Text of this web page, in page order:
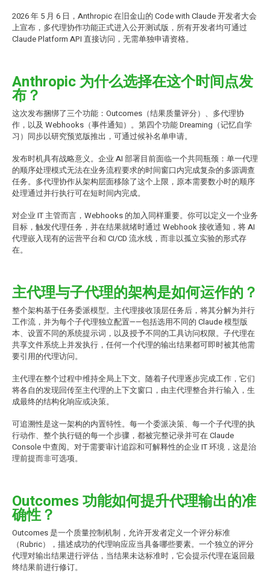
2026 年 5 月 6 日，Anthropic 在旧金山的 Code with Claude 开发者大会
上宣布，多代理协作功能正式进入公开测试版，所有开发者均可通过
Claude Platform API 直接访问，无需单独申请资格。
Anthropic 为什么选择在这个时间点发
布？
这次发布捆绑了三个功能：Outcomes（结果质量评分）、多代理协
作，以及 Webhooks（事件通知）。第四个功能 Dreaming（记忆自学
习）同步以研究预览版推出，可通过候补名单申请。
发布时机具有战略意义。企业 AI 部署目前面临一个共同瓶颈：单一代理
的顺序处理模式无法在业务流程要求的时间窗口内完成复杂的多源调查
任务。多代理协作从架构层面移除了这个上限，原本需要数小时的顺序
处理通过并行执行可在短时间内完成。
对企业 IT 主管而言，Webhooks 的加入同样重要。你可以定义一个业务
目标，触发代理任务，并在结果就绪时通过 Webhook 接收通知，将 AI
代理嵌入现有的运营平台和 CI/CD 流水线，而非以孤立实验的形式存
在。
主代理与子代理的架构是如何运作的？
整个架构基于任务委派模型。主代理接收顶层任务后，将其分解为并行
工作流，并为每个子代理独立配置——包括选用不同的 Claude 模型版
本、设置不同的系统提示词，以及授予不同的工具访问权限。子代理在
共享文件系统上并发执行，任何一个代理的输出结果都可即时被其他需
要引用的代理访问。
主代理在整个过程中维持全局上下文。随着子代理逐步完成工作，它们
将各自的发现回传至主代理的上下文窗口，由主代理整合并行输入，生
成最终的结构化响应或决策。
可追溯性是这一架构的内置特性。每一个委派决策、每一个子代理的执
行动作、整个执行链的每一个步骤，都被完整记录并可在 Claude
Console 中查阅。对于需要审计追踪和可解释性的企业 IT 环境，这是治
理前提而非可选项。
Outcomes 功能如何提升代理输出的准
确性？
Outcomes 是一个质量控制机制，允许开发者定义一个评分标准
（Rubric），描述成功的代理响应应当具备哪些要素。一个独立的评分
代理对输出结果进行评估，当结果未达标准时，它会提示代理在返回最
终结果前进行修订。